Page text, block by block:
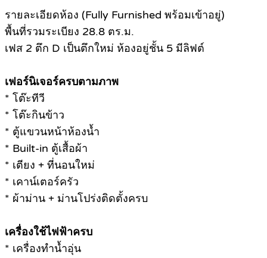
รายละเอียดห้อง (Fully Furnished พร้อมเข้าอยู่)
พื้นที่รวมระเบียง 28.8 ตร.ม.
เฟส 2 ตึก D เป็นตึกใหม่ ห้องอยู่ชั้น 5 มีลิฟต์
เฟอร์นิเจอร์ครบตามภาพ
* โต๊ะทีวี
* โต๊ะกินข้าว
* ตู้แขวนหน้าห้องน้ำ
* Built-in ตู้เสื้อผ้า
* เตียง + ที่นอนใหม่
* เคาน์เตอร์ครัว
* ผ้าม่าน + ม่านโปร่งติดตั้งครบ
เครื่องใช้ไฟฟ้าครบ
* เครื่องทำน้ำอุ่น